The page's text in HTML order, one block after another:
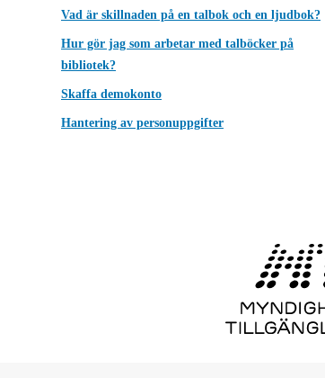
Vad är skillnaden på en talbok och en ljudbok?
Hur gör jag som arbetar med talböcker på
bibliotek?
Skaffa demokonto
Hantering av personuppgifter